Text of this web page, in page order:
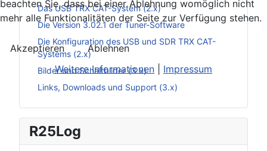
Das USB TRX CAT-System (2.x)
Die Version 3.02.1 der Tuner-Software
Die Konfiguration des USB und SDR TRX CAT-
Systems (2.x)
Bilder und Schaltbilder (3.x)
Links, Downloads und Support (3.x)
R25Log
beachten Sie, dass bei einer Ablehnung womöglich nicht
mehr alle Funktionalitäten der Seite zur Verfügung stehen.
Akzeptieren
Ablehnen
Weitere Informationen
Impressum